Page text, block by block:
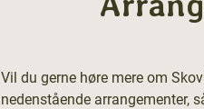
Vil du gerne høre mere om
nedenstående arrangementer,